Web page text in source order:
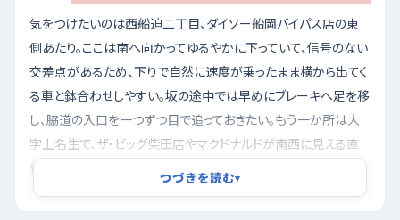
気をつけたいのは西船迫二丁目、ダイソー船岡バイパス店の東
側あたり。ここは南へ向かってゆるやかに下っていて、信号のない
交差点があるため、下りで自然に速度が乗ったまま横から出てく
る車と鉢合わせしやすい。坂の途中では早めにブレーキへ足を移
し、脇道の入口を一つずつ目で追っておきたい。もう一か所は大
字上名生で、ザ・ビッグ柴田店やマクドナルドが南西に見える直
線区間。まっすぐで走りやすい反面、買い物客の車が店の出入口
で急に減速したり、対向車線側へ右折待ちで止まったりするので、
前の車のブレーキランプだけを頼りにしないほうがいい。
つづきを読む▾